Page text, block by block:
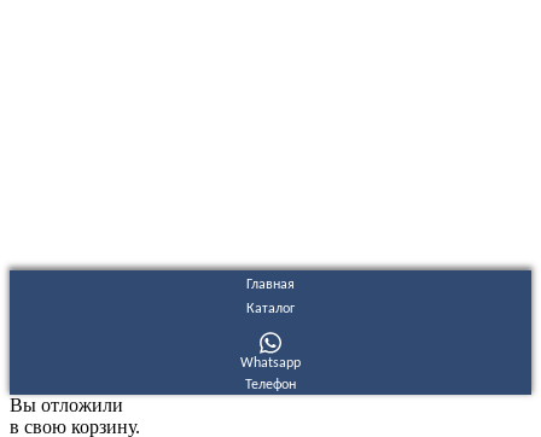
Главная
Каталог
Whatsapp
Телефон
Вы отложили
в свою корзину.